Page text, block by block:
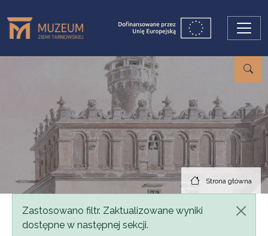
Strona główna
Komunikat
Zastosowano filtr. Zaktualizowane wyniki
dostępne w następnej sekcji.